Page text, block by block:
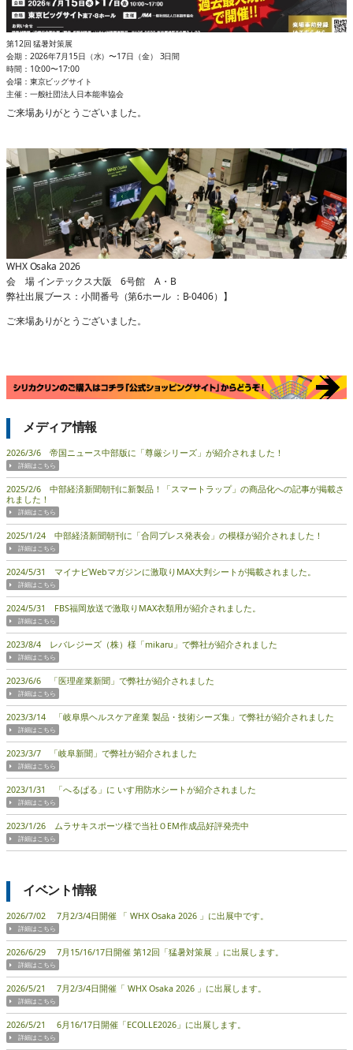
第12回 猛暑対策展
会期：2026年7月15日（⽔）〜17日（金） 3日間
時間：10:00〜17:00
会場：東京ビッグサイト
主催：一般社団法人日本能率協会
ご来場ありがとうございました。
WHX Osaka 2026
会 場 インテックス大阪 6号館 A・B
弊社出展ブース：小間番号（第6ホール ：B-0406）】
ご来場ありがとうございました。
メディア情報
2026/3/6 帝国ニュース中部版に「尊厳シリーズ」が紹介されました！
2025/2/6 中部経済新聞朝刊に新製品！「スマートラップ」の商品化への記事が掲載さ
れました！
2025/1/24 中部経済新聞朝刊に「合同プレス発表会」の模様が紹介されました！
2024/5/31 マイナビWebマガジンに激取りMAX大判シートが掲載されました。
2024/5/31 FBS福岡放送で激取りMAX衣類用が紹介されました。
2023/8/4 レバレジーズ（株）様「mikaru」で弊社が紹介されました
2023/6/6 「医理産業新聞」で弊社が紹介されました
2023/3/14 「岐阜県ヘルスケア産業 製品・技術シーズ集」で弊社が紹介されました
2023/3/7 「岐阜新聞」で弊社が紹介されました
2023/1/31 「へるぱる」に いす用防水シートが紹介されました
2023/1/26 ムラサキスポーツ様で当社ＯEM作成品好評発売中
イベント情報
2026/7/02 7月2/3/4日開催 「 WHX Osaka 2026 」に出展中です。
2026/6/29 7月15/16/17日開催 第12回「猛暑対策展 」に出展します。
2026/5/21 7月2/3/4日開催「 WHX Osaka 2026 」に出展します。
2026/5/21 6月16/17日開催「ECOLLE2026」に出展します。